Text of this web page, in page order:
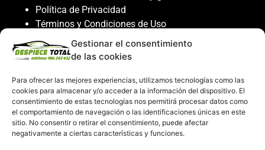
Gestionar el consentimiento
de las cookies
Para ofrecer las mejores experiencias, utilizamos tecnologías como las
cookies para almacenar y/o acceder a la información del dispositivo. El
consentimiento de estas tecnologías nos permitirá procesar datos como
el comportamiento de navegación o las identificaciones únicas en este
sitio. No consentir o retirar el consentimiento, puede afectar
negativamente a ciertas características y funciones.
Política de Privacidad
Términos y Condiciones de Uso
Política de Cookies
Servicio al cliente
Contacto
986 243 432
608 867 074
recambiosdespiecetotal@gmail.com